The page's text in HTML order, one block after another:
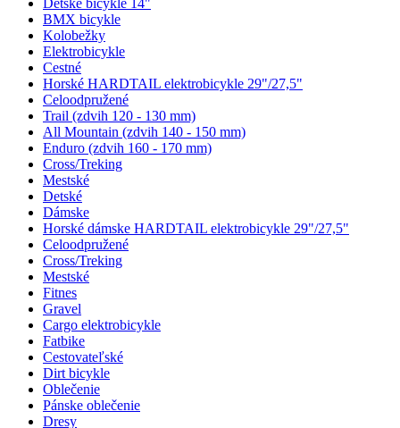
Detské bicykle 14"
BMX bicykle
Kolobežky
Elektrobicykle
Cestné
Horské HARDTAIL elektrobicykle 29"/27,5"
Celoodpružené
Trail (zdvih 120 - 130 mm)
All Mountain (zdvih 140 - 150 mm)
Enduro (zdvih 160 - 170 mm)
Cross/Treking
Mestské
Detské
Dámske
Horské dámske HARDTAIL elektrobicykle 29"/27,5"
Celoodpružené
Cross/Treking
Mestské
Fitnes
Gravel
Cargo elektrobicykle
Fatbike
Cestovateľské
Dirt bicykle
Oblečenie
Pánske oblečenie
Dresy